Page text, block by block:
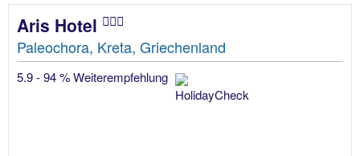
Aris Hotel
Paleochora, Kreta, Griechenland
5.9 - 94 % Weiterempfehlung